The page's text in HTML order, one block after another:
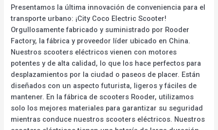
Presentamos la última innovación de conveniencia para el
transporte urbano: ¡City Coco Electric Scooter!
Orgullosamente fabricado y suministrado por Rooder
Factory, la fábrica y proveedor líder ubicado en China.
Nuestros scooters eléctricos vienen con motores
potentes y de alta calidad, lo que los hace perfectos para
desplazamientos por la ciudad o paseos de placer. Están
diseñados con un aspecto futurista, ligeros y fáciles de
mantener. En la fábrica de scooters Rooder, utilizamos
solo los mejores materiales para garantizar su seguridad
mientras conduce nuestros scooters eléctricos. Nuestros